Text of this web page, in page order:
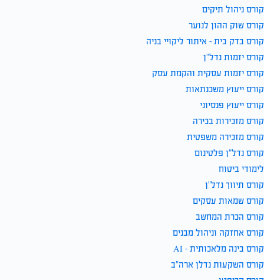
קורס ניהול תיקים
קורס שוק ההון לנוער
קורס בדק בית – איתור ליקויי בניה
קורס יזמות נדל”ן
קורס יזמות עסקית והקמת עסק
קורס ייעוץ משכנתאות
קורס ייעוץ פנסיוני
קורס מזכירות בכירה
קורס מזכירה משפטית
קורס נדל”ן פלטינום
לימודי ביטוח
קורס תיווך נדל”ן
קורס שמאות עסקים
קורס הכרת המחשב
קורס אחזקה וניהול מבנים
קורס בינה מלאכותית – AI
קורס השקעות נדלן ארה”ב